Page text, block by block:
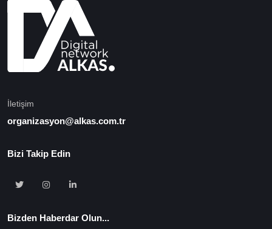
İletişim
organizasyon@alkas.com.tr
Bizi Takip Edin
Bizden Haberdar Olun...